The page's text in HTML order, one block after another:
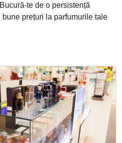
te de o persistență
prețuri la parfumurile tale